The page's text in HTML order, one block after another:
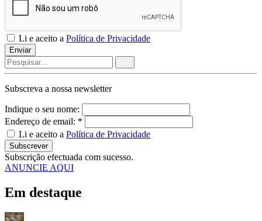
Li e aceito a Política de Privacidade
Enviar
Subscreva a nossa newsletter
Indique o seu nome:
Endereço de email: *
Li e aceito a Política de Privacidade
Subscrever
Subscrição efectuada com sucesso.
ANUNCIE AQUI
Em destaque